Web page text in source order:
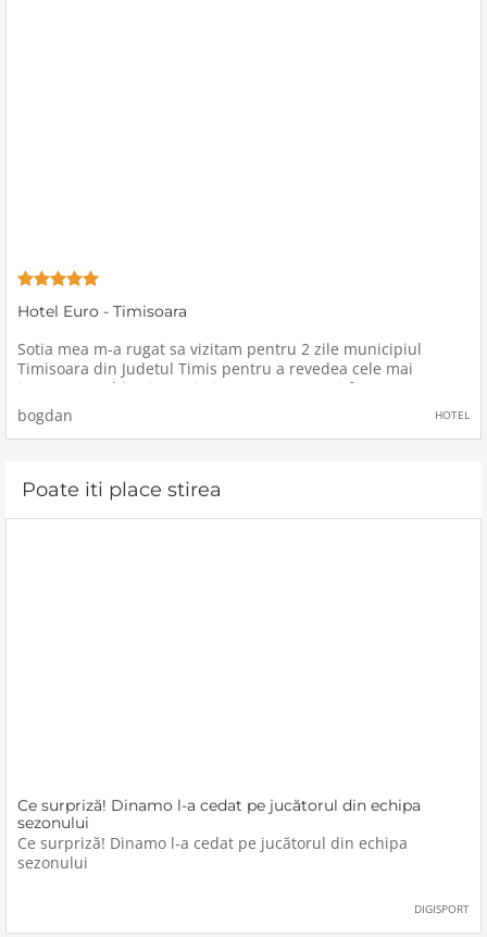
Hotel Euro - Timisoara
Sotia mea m-a rugat sa vizitam pentru 2 zile municipiul
Timisoara din Judetul Timis pentru a revedea cele mai
importante obiective turistice, pentru ca mai fusesem cu
cativa ani in urma.Asa ca am fost de acord cu aceasta vizita,
am plecat a doua
bogdan HOTEL
Poate iti place stirea
Ce surpriză! Dinamo l-a cedat pe jucătorul din echipa
sezonului
Ce surpriză! Dinamo l-a cedat pe jucătorul din echipa
sezonului
DIGISPORT